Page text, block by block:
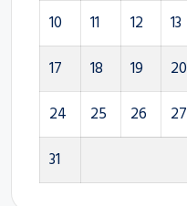
10
11 12 13
17
18 19 20
24
25 26 27
31